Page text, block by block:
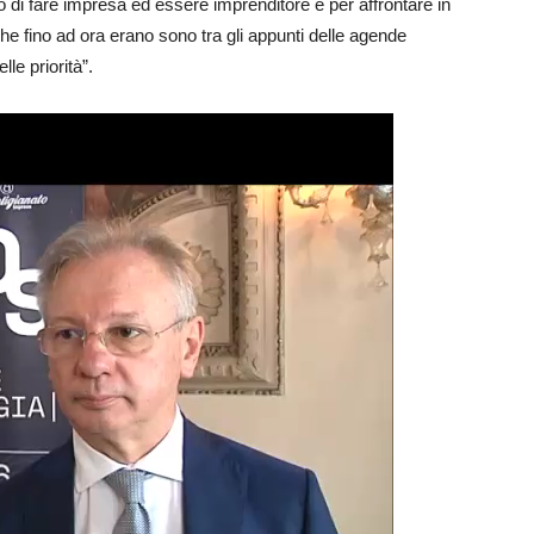
di fare impresa ed essere imprenditore e per affrontare in
fino ad ora erano sono tra gli appunti delle agende
priorità”.